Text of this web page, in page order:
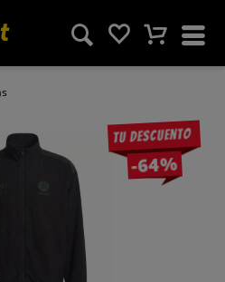
Tu descuento
-64%